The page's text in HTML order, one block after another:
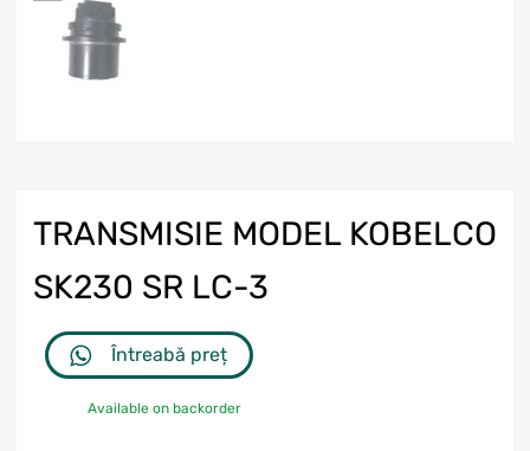
TRANSMISIE MODEL KOBELCO
SK230 SR LC-3
Întreabă preț
Available on backorder